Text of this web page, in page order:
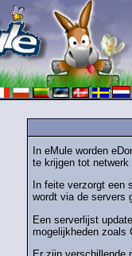
In eMule worden
te krijgen tot
In feite verzorgt een
wordt via de servers
Een serverlijst
mogelijkheden zoals